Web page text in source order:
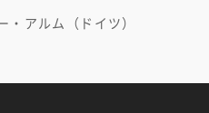
・アルム（ドイツ）